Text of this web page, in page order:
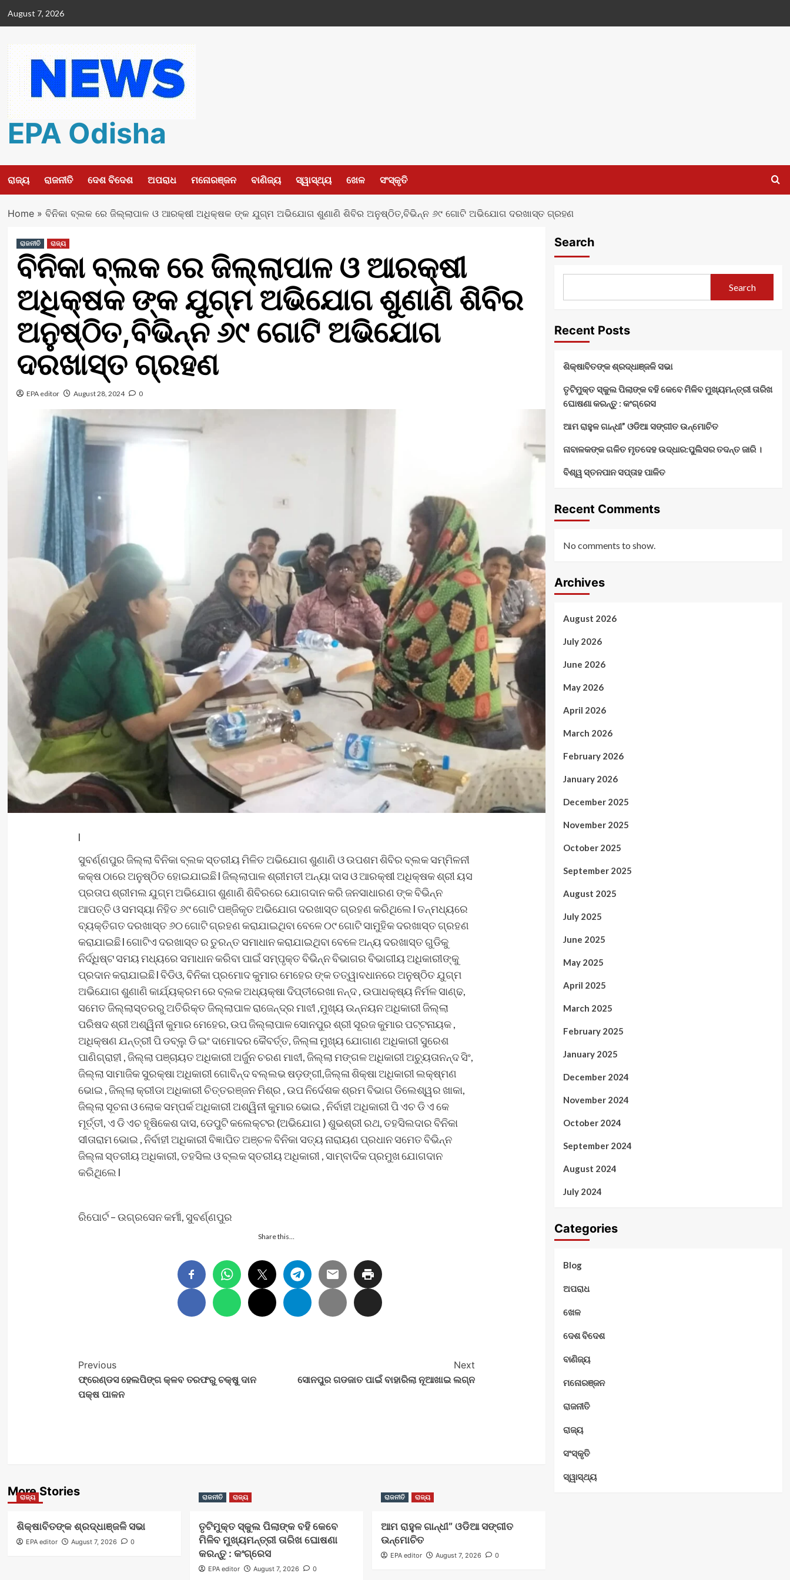
August 7, 2026
EPA Odisha
ରାଜ୍ୟ ରାଜନୀତି ଦେଶ ବିଦେଶ ଅପରାଧ ମନୋରଞ୍ଜନ ବାଣିଜ୍ୟ ସ୍ୱାସ୍ଥ୍ୟ ଖେଳ ସଂସ୍କୃତି
Home» ବିନିକା ବ୍ଲକ ରେ ଜିଲ୍ଲାପାଳ ଓ ଆରକ୍ଷୀ ଅଧିକ୍ଷକ ଙ୍କ ଯୁଗ୍ମ ଅଭିଯୋଗ ଶୁଣାଣି ଶିବିର ଅନୁଷ୍ଠିତ,ବିଭିନ୍ନ ୬୯ ଗୋଟି ଅଭିଯୋଗ ଦରଖାସ୍ତ ଗ୍ରହଣ
ରାଜନୀତି ରାଜ୍ୟ
ବିନିକା ବ୍ଲକ ରେ ଜିଲ୍ଲାପାଳ ଓ ଆରକ୍ଷୀ
ଅଧିକ୍ଷକ ଙ୍କ ଯୁଗ୍ମ ଅଭିଯୋଗ ଶୁଣାଣି ଶିବିର
ଅନୁଷ୍ଠିତ,ବିଭିନ୍ନ ୬୯ ଗୋଟି ଅଭିଯୋଗ
ଦରଖାସ୍ତ ଗ୍ରହଣ
EPA editor August 28, 2024 0
l
ସୁବର୍ଣ୍ଣପୁର ଜିଲ୍ଲା ବିନିକା ବ୍ଲକ ସ୍ତରୀୟ ମିଳିତ ଅଭିଯୋଗ ଶୁଣାଣି ଓ ଉପଶମ ଶିବିର ବ୍ଲକ ସମ୍ମିଳନୀ
କକ୍ଷ ଠାରେ ଅନୁଷ୍ଠିତ ହୋଇଯାଇଛି l ଜିଲ୍ଲାପାଳ ଶ୍ରୀମତୀ ଅନ୍ୟା ଦାସ ଓ ଆରକ୍ଷୀ ଅଧିକ୍ଷକ ଶ୍ରୀ ୟସ
ପ୍ରତାପ ଶ୍ରୀମଲ ଯୁଗ୍ମ ଅଭିଯୋଗ ଶୁଣାଣି ଶିବିରରେ ଯୋଗଦାନ କରି ଜନସାଧାରଣ ଙ୍କ ବିଭିନ୍ନ
ଆପତ୍ତି ଓ ସମସ୍ୟା ନିହିତ ୬୯ ଗୋଟି ପଞ୍ଜିକୃତ ଅଭିଯୋଗ ଦରଖାସ୍ତ ଗ୍ରହଣ କରିଥିଲେ l ତନ୍ମଧ୍ୟରେ
ବ୍ୟକ୍ତିଗତ ଦରଖାସ୍ତ ୬୦ ଗୋଟି ଗ୍ରହଣ କରାଯାଇଥିବା ବେଳେ ୦୯ ଗୋଟି ସାମୁହିକ ଦରଖାସ୍ତ ଗ୍ରହଣ
କରାଯାଇଛି l ଗୋଟିଏ ଦରଖାସ୍ତ ର ତୁରନ୍ତ ସମାଧାନ କରାଯାଇଥିବା ବେଳେ ଅନ୍ୟ ଦରଖାସ୍ତ ଗୁଡିକୁ
ନିର୍ଦ୍ଧିଷ୍ଟ ସମୟ ମଧ୍ୟରେ ସମାଧାନ କରିବା ପାଇଁ ସମ୍ପୃକ୍ତ ବିଭିନ୍ନ ବିଭାଗର ବିଭାଗୀୟ ଅଧିକାରୀଙ୍କୁ
ପ୍ରଦାନ କରାଯାଇଛି l ବିଡିଓ, ବିନିକା ପ୍ରମୋଦ କୁମାର ମେହେର ଙ୍କ ତତ୍ୱାବଧାନରେ ଅନୁଷ୍ଠିତ ଯୁଗ୍ମ
ଅଭିଯୋଗ ଶୁଣାଣି କାର୍ଯ୍ୟକ୍ରମ ରେ ବ୍ଲକ ଅଧ୍ୟକ୍ଷା ଦିପ୍ତୀରେଖା ନନ୍ଦ , ଉପାଧକ୍ଷ୍ୟ ନିର୍ମଳ ସାଣ୍ଢ,
ସମେତ ଜିଲ୍ଲାସ୍ତରରୁ ଅତିରିକ୍ତ ଜିଲ୍ଲାପାଳ ରାଜେନ୍ଦ୍ର ମାଝୀ ,ମୁଖ୍ୟ ଉନ୍ନୟନ ଅଧିକାରୀ ଜିଲ୍ଲା
ପରିଷଦ ଶ୍ରୀ ଅଶ୍ୱିନୀ କୁମାର ମେହେର, ଉପ ଜିଲ୍ଲାପାଳ ସୋନପୁର ଶ୍ରୀ ସୂରଜ କୁମାର ପଟ୍ଟନାୟକ ,
ଅଧିକ୍ଷଣ ଯନ୍ତ୍ରୀ ପି ଡବ୍ଲୁ ଡି ଇଂ ଦାମୋଦର କୈବର୍ତ୍ତ, ଜିଲ୍ଳା ମୁଖ୍ୟ ଯୋଗାଣ ଅଧିକାରୀ ସୁରେଶ
ପାଣିଗ୍ରାହୀ , ଜିଲ୍ଲା ପଞ୍ଚାୟତ ଅଧିକାରୀ ଅର୍ଜୁନ ଚରଣ ମାଝୀ, ଜିଲ୍ଲା ମଙ୍ଗଳ ଅଧିକାରୀ ଅଚ୍ୟୁତାନନ୍ଦ ସିଂ,
ଜିଲ୍ଲା ସାମାଜିକ ସୁରକ୍ଷା ଅଧିକାରୀ ଗୋବିନ୍ଦ ବଲ୍ଲଭ ଷଡ଼ଙ୍ଗୀ,ଜିଲ୍ଳା ଶିକ୍ଷା ଅଧିକାରୀ ଲକ୍ଷ୍ମଣ
ଭୋଇ , ଜିଲ୍ଲା କ୍ରୀଡା ଅଧିକାରୀ ଚିତ୍ତରଞ୍ଜନ ମିଶ୍ର , ଉପ ନିର୍ଦେଶକ ଶ୍ରମ ବିଭାଗ ଡିଲେଶ୍ୱର ଖାକା,
ଜିଲ୍ଲା ସୂଚନା ଓ ଲୋକ ସମ୍ପର୍କ ଅଧିକାରୀ ଅଶ୍ୱିନୀ କୁମାର ଭୋଇ , ନିର୍ବାହୀ ଅଧିକାରୀ ପି ଏଚ ଡି ଏ କେ
ମୂର୍ତ୍ତୀ, ଏ ଡି ଏଚ ହୃଷିକେଶ ଦାସ, ଡେପୁଟି କଲେକ୍ଟର (ଅଭିଯୋଗ ) ଶୁଭଶ୍ରୀ ରଥ, ତହସିଲଦାର ବିନିକା
ସୀତାରାମ ଭୋଇ , ନିର୍ବାହୀ ଅଧିକାରୀ ବିଜ୍ଞାପିତ ଅଞ୍ଚଳ ବିନିକା ସତ୍ୟ ନାରାୟଣ ପ୍ରଧାନ ସମେତ ବିଭିନ୍ନ
ଜିଲ୍ଳା ସ୍ତରୀୟ ଅଧିକାରୀ, ତହସିଲ ଓ ବ୍ଲକ ସ୍ତରୀୟ ଅଧିକାରୀ , ସାମ୍ବାଦିକ ପ୍ରମୁଖ ଯୋଗଦାନ
କରିଥିଲେ l
ରିପୋର୍ଟ – ଉଗ୍ରସେନ କର୍ମୀ, ସୁବର୍ଣ୍ଣପୁର
Share this…
Post
Navigation
Previous
ଫ୍ରେଣ୍ଡସ ହେଲପିଙ୍ଗ କ୍ଳବ ତରଫରୁ ଚକ୍ଷୁ ଦାନ
ପକ୍ଷ ପାଳନ
Next
ସୋନପୁର ଗଡଜାତ ପାଇଁ ବାହାରିଲା ନୂଆଖାଇ ଲଗ୍ନ
More Stories
ରାଜ୍ୟ
ଶିକ୍ଷାବିତଙ୍କ ଶ୍ରଦ୍ଧାଞ୍ଜଳି ସଭା
EPA editor August 7, 2026 0
ରାଜନୀତି ରାଜ୍ୟ
ତୃଟିମୁକ୍ତ ସ୍କୁଲ ପିଲାଙ୍କ ବହି କେବେ
ମିଳିବ ମୁଖ୍ୟମନ୍ତ୍ରୀ ତାରିଖ ଘୋଷଣା
କରନ୍ତୁ : କଂଗ୍ରେସ
EPA editor August 7, 2026 0
ରାଜନୀତି ରାଜ୍ୟ
ଆମ ରାହୁଳ ଗାନ୍ଧୀ” ଓଡିଆ ସଙ୍ଗୀତ
ଉନ୍ମୋଚିତ
EPA editor August 7, 2026 0
Search
Search
Recent Posts
ଶିକ୍ଷାବିତଙ୍କ ଶ୍ରଦ୍ଧାଞ୍ଜଳି ସଭା
ତୃଟିମୁକ୍ତ ସ୍କୁଲ ପିଲାଙ୍କ ବହି କେବେ ମିଳିବ ମୁଖ୍ୟମନ୍ତ୍ରୀ ତାରିଖ
ଘୋଷଣା କରନ୍ତୁ : କଂଗ୍ରେସ
ଆମ ରାହୁଳ ଗାନ୍ଧୀ” ଓଡିଆ ସଙ୍ଗୀତ ଉନ୍ମୋଚିତ
ନାବାଳକଙ୍କ ଗଳିତ ମୃତଦେହ ଉଦ୍ଧାର:ପୁଲିସର ତଦନ୍ତ ଜାରି ।
ବିଶ୍ୱ ସ୍ତନପାନ ସପ୍ତାହ ପାଳିତ
Recent Comments
No comments to show.
Archives
August 2026
July 2026
June 2026
May 2026
April 2026
March 2026
February 2026
January 2026
December 2025
November 2025
October 2025
September 2025
August 2025
July 2025
June 2025
May 2025
April 2025
March 2025
February 2025
January 2025
December 2024
November 2024
October 2024
September 2024
August 2024
July 2024
Categories
Blog
ଅପରାଧ
ଖେଳ
ଦେଶ ବିଦେଶ
ବାଣିଜ୍ୟ
ମନୋରଞ୍ଜନ
ରାଜନୀତି
ରାଜ୍ୟ
ସଂସ୍କୃତି
ସ୍ୱାସ୍ଥ୍ୟ